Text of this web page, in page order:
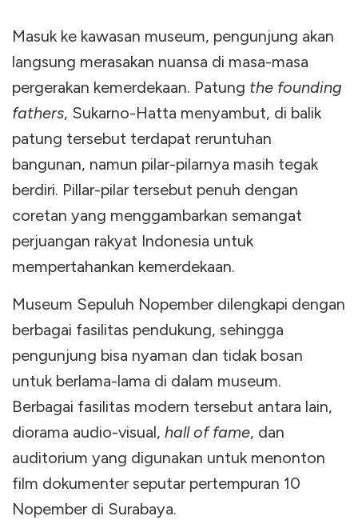
Masuk ke kawasan museum, pengunjung akan
langsung merasakan nuansa di masa-masa
pergerakan kemerdekaan. Patung the founding
fathers, Sukarno-Hatta menyambut, di balik
patung tersebut terdapat reruntuhan
bangunan, namun pilar-pilarnya masih tegak
berdiri. Pillar-pilar tersebut penuh dengan
coretan yang menggambarkan semangat
perjuangan rakyat Indonesia untuk
mempertahankan kemerdekaan.
Museum Sepuluh Nopember dilengkapi dengan
berbagai fasilitas pendukung, sehingga
pengunjung bisa nyaman dan tidak bosan
untuk berlama-lama di dalam museum.
Berbagai fasilitas modern tersebut antara lain,
diorama audio-visual, hall of fame, dan
auditorium yang digunakan untuk menonton
film dokumenter seputar pertempuran 10
Nopember di Surabaya.